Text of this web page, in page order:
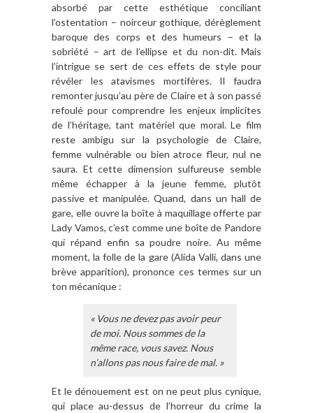
absorbé par cette esthétique conciliant
l’ostentation – noirceur gothique, dérèglement
baroque des corps et des humeurs – et la
sobriété – art de l’ellipse et du non-dit. Mais
l’intrigue se sert de ces effets de style pour
révéler les atavismes mortifères. Il faudra
remonter jusqu’au père de Claire et à son passé
refoulé pour comprendre les enjeux implicites
de l’héritage, tant matériel que moral. Le film
reste ambigu sur la psychologie de Claire,
femme vulnérable ou bien atroce fleur, nul ne
saura. Et cette dimension sulfureuse semble
même échapper à la jeune femme, plutôt
passive et manipulée. Quand, dans un hall de
gare, elle ouvre la boîte à maquillage offerte par
Lady Vamos, c’est comme une boîte de Pandore
qui répand enfin sa poudre noire. Au même
moment, la folle de la gare (Alida Valli, dans une
brève apparition), prononce ces termes sur un
ton mécanique :
« Vous ne devez pas avoir peur
de moi. Nous sommes de la
même race, vous savez. Nous
n’allons pas nous faire de mal. »
Et le dénouement est on ne peut plus cynique,
qui place au-dessus de l’horreur du crime la